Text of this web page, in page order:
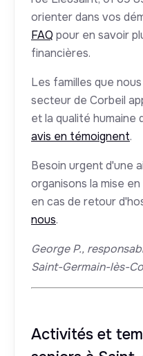
orienter dans vos
FAQ pour en savoir
financières.
Les familles que
secteur de Corbeil
et la qualité humaine
avis en témoignent.
Besoin urgent d'une
organisons la mise
en cas de retour
nous.
George P.,
Saint-Germain-lès-
Activités et